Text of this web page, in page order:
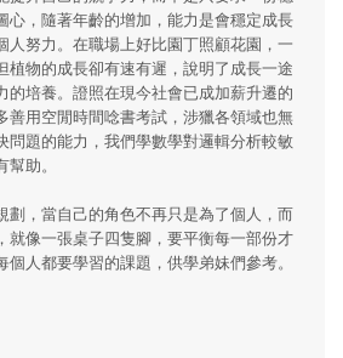
心，隨著年齡的增加，能力是會穩定成長
人努力。在職場上好比園丁照顧花園，一
植物的成長卻有速有遲，說明了成長一途
的培養。證照在現今社會已成加薪升遷的
善用空閒時間唸書考試，涉獵各領域也無
問題的能力，我們學數學對邏輯分析較敏
助。
劃，當自己的角色不再只是為了個人，而
就像一張桌子四隻腳，要平衡每一部份才
人都要學習的課題，供學弟妹們參考。